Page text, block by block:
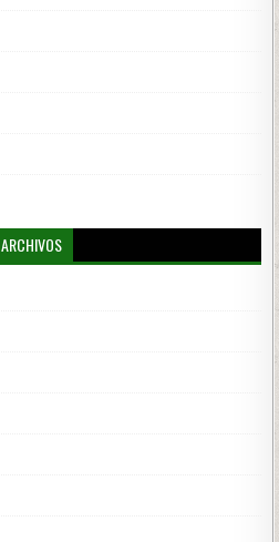
ARCHIVOS